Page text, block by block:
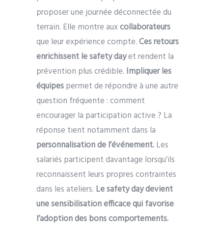
proposer une journée déconnectée du
terrain. Elle montre auxcollaborateurs
que leur expérience compte.Ces retours
enrichissent le safety dayet rendent la
prévention plus crédible. Impliquer les
équipespermet de répondre à une autre
question fréquente : comment
encourager la participation active ? La
réponse tient notamment dans la
personnalisation de l’événement.Les
salariés participent davantage lorsqu’ils
reconnaissent leurs propres contraintes
dans les ateliers. Le safety day devient
une sensibilisation efficace qui favorise
l’adoption des bons comportements.